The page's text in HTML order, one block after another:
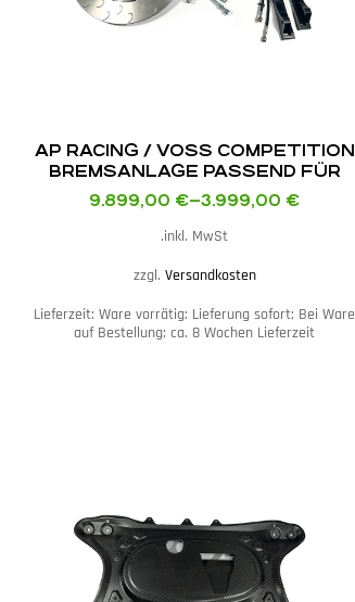
AP RACING / VOSS COMPETITION
BREMSANLAGE PASSEND FÜR
BMW E46 M3
3.999,00 €
–
9.899,00 €
inkl. MwSt.
zzgl. Versandkosten
Lieferzeit: Ware vorrätig: Lieferung sofort; Bei Ware
auf Bestellung; ca. 8 Wochen Lieferzeit